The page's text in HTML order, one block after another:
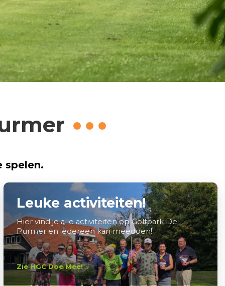
spelen.
Leuke activiteiten!
Hier vind je alle activiteiten op Golfpark De
Purmer en iedereen kan meedoen!
Zie HGC Doe Mee!